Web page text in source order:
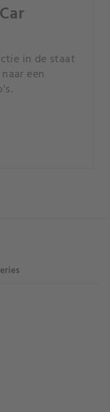
in de staat
een